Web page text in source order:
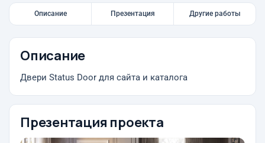
Описание Презентация Другие работы
Описание
Двери Status Door для сайта и каталога
Презентация проекта